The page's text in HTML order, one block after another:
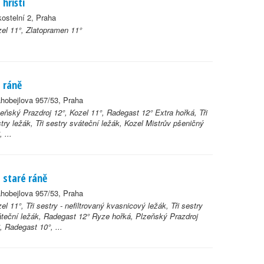
2, Praha
11°, Zlatopramen 11°
ráně
957/53, Praha
Prazdroj 12°, Kozel 11°, Radegast 12° Extra hořká, Tři
ležák, Tři sestry sváteční ležák, Kozel Mistrův pšeničný
...
staré ráně
957/53, Praha
11°, Tři sestry - nefiltrovaný kvasnicový ležák, Tři sestry
ležák, Radegast 12° Ryze hořká, Plzeňský Prazdroj
Radegast 10°, ...